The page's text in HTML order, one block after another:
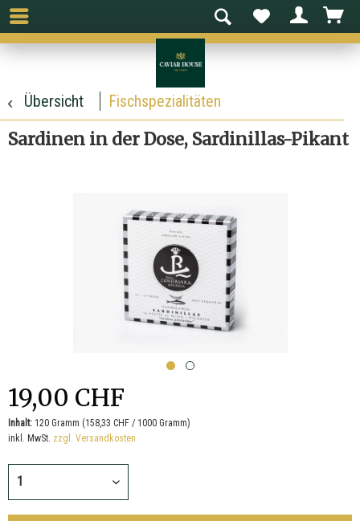
Übersicht Fischspezialitäten
Sardinen in der Dose, Sardinillas-Pikant
19,00 CHF
Inhalt: 120 Gramm (158,33 CHF / 1000 Gramm)
inkl. MwSt. zzgl. Versandkosten